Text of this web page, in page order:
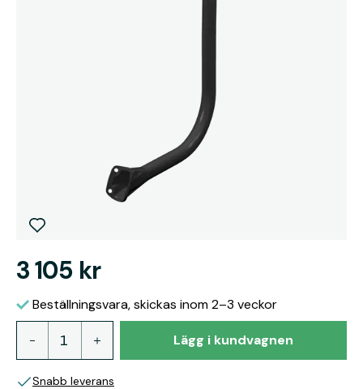
3 105 kr
Beställningsvara, skickas inom 2–3 veckor
Lägg i kundvagnen
Snabb leverans